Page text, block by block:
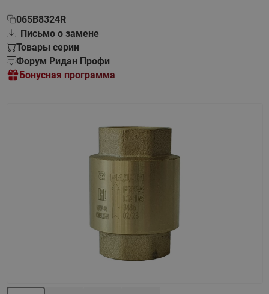
065B8324R
Письмо о замене
Товары серии
Форум Ридан Профи
Бонусная программа